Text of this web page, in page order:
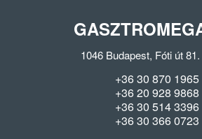
1046 Budapest, Fóti út
+36 30 870 1965
+36 20 928 9868
+36 30 514 3396
+36 30 366 0723